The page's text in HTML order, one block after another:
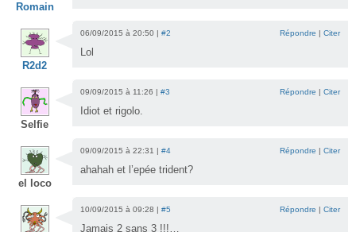
Romain
R2d2
06/09/2015 à 20:50 | #2 Répondre | Citer
Lol
Selfie
09/09/2015 à 11:26 | #3 Répondre | Citer
Idiot et rigolo.
el loco
09/09/2015 à 22:31 | #4 Répondre | Citer
ahahah et l’epée trident?
10/09/2015 à 09:28 | #5 Répondre | Citer
Jamais 2 sans 3 !!!…